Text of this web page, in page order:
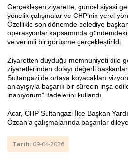
Gerçekleşen ziyarette, güncel siyasi
yönelik çalışmalar ve CHP’nin yerel
Özellikle son dönemde belediye
operasyonlar kapsamında
ve verimli bir görüşme gerçekleştirildi.
Ziyaretten duyduğu memnuniyeti dile
ziyaretlerinden dolayı değerli
Sultangazi’de ortaya koyacakları
anlayışıyla başarılı bir sürecin inşa
inanıyorum” ifadelerini kullandı.
Acar, CHP Sultangazi İlçe Başkan
Özcan’a çalışmalarında başarılar
Tarih: 09-04-2026